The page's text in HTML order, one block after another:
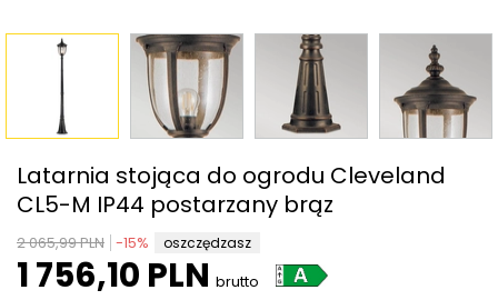
Latarnia stojąca do ogrodu Cleveland
CL5-M IP44 postarzany brąz
2 065,99 PLN -15% oszczędzasz
1 756,10 PLN brutto